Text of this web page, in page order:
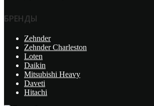
БРЕНДЫ
Zehnder
Zehnder Charleston
Loten
Daikin
Mitsubishi Heavy
Daveti
Hitachi